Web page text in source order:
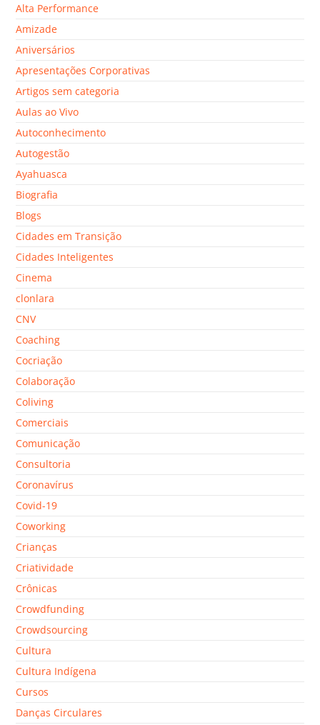
Alta Performance
Amizade
Aniversários
Apresentações Corporativas
Artigos sem categoria
Aulas ao Vivo
Autoconhecimento
Autogestão
Ayahuasca
Biografia
Blogs
Cidades em Transição
Cidades Inteligentes
Cinema
clonlara
CNV
Coaching
Cocriação
Colaboração
Coliving
Comerciais
Comunicação
Consultoria
Coronavírus
Covid-19
Coworking
Crianças
Criatividade
Crônicas
Crowdfunding
Crowdsourcing
Cultura
Cultura Indígena
Cursos
Danças Circulares